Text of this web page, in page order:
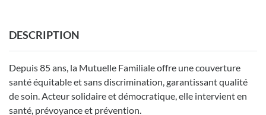
DESCRIPTION
Depuis 85 ans, la Mutuelle Familiale offre une couverture
santé équitable et sans discrimination, garantissant qualité
de soin. Acteur solidaire et démocratique, elle intervient en
santé, prévoyance et prévention.